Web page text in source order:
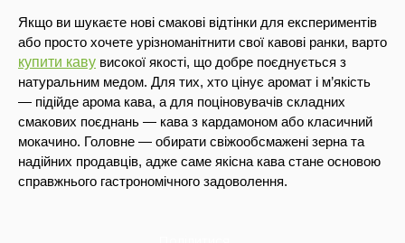
Якщо ви шукаєте нові смакові відтінки для експериментів
або просто хочете урізноманітнити свої кавові ранки, варто
купити каву високої якості, що добре поєднується з
натуральним медом. Для тих, хто цінує аромат і м’якість
— підійде арома кава, а для поціновувачів складних
смакових поєднань — кава з кардамоном або класичний
мокачино. Головне — обирати свіжообсмажені зерна та
надійних продавців, адже саме якісна кава стане основою
справжнього гастрономічного задоволення.